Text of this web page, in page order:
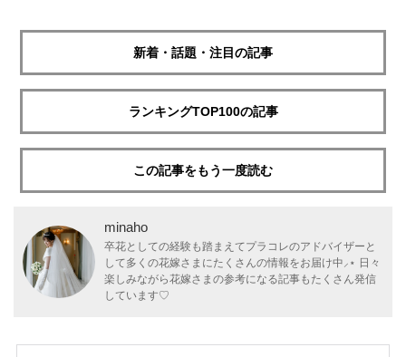
新着・話題・注目の記事
ランキングTOP100の記事
この記事をもう一度読む
minaho
卒花としての経験も踏まえてプラコレのアドバイザーと
して多くの花嫁さまにたくさんの情報をお届け中⸝⋆ 日々
楽しみながら花嫁さまの参考になる記事もたくさん発信
しています♡